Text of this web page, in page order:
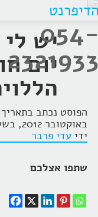
יש לי
יום
ידי עדי פרבר
שתפו אצלכם